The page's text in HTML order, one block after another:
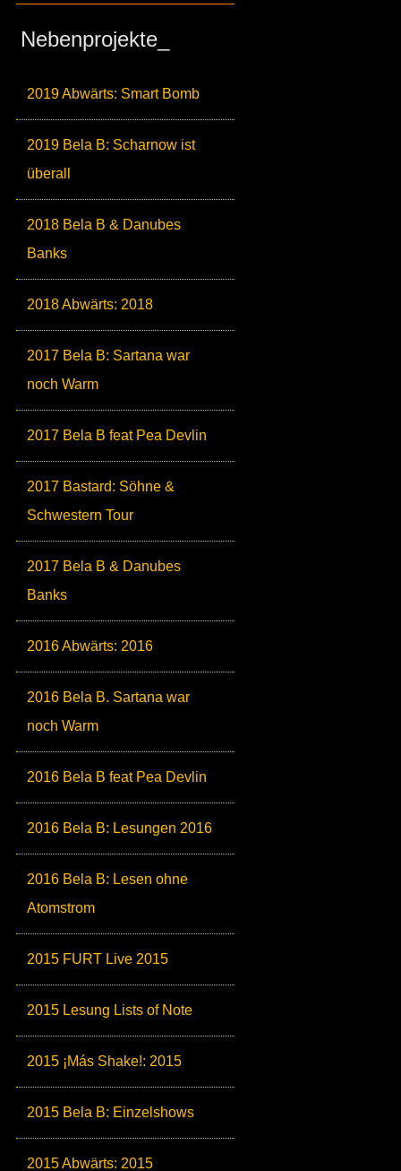
Nebenprojekte_
2019 Abwärts: Smart Bomb
2019 Bela B: Scharnow ist
überall
2018 Bela B & Danubes
Banks
2018 Abwärts: 2018
2017 Bela B: Sartana war
noch Warm
2017 Bela B feat Pea Devlin
2017 Bastard: Söhne &
Schwestern Tour
2017 Bela B & Danubes
Banks
2016 Abwärts: 2016
2016 Bela B. Sartana war
noch Warm
2016 Bela B feat Pea Devlin
2016 Bela B: Lesungen 2016
2016 Bela B: Lesen ohne
Atomstrom
2015 FURT Live 2015
2015 Lesung Lists of Note
2015 ¡Más Shake!: 2015
2015 Bela B: Einzelshows
2015 Abwärts: 2015